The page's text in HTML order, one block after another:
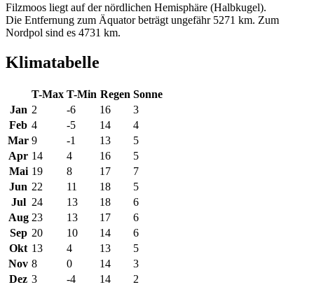
Filzmoos liegt auf der nördlichen Hemisphäre (Halbkugel).
Die Entfernung zum Äquator beträgt ungefähr 5271 km. Zum
Nordpol sind es 4731 km.
Klimatabelle
T-Max T-Min Regen Sonne
Jan 2 -6 16
3
Feb 4 -5 14
4
Mar 9 -1 13
5
Apr 14 4 16
5
Mai 19 8 17
7
Jun 22 11 18
5
Jul 24 13 18
6
Aug 23 13 17
6
Sep 20 10 14
6
Okt 13 4 13
5
Nov 8 0 14
3
Dez 3 -4 14
2